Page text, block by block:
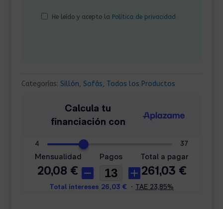
He leído y acepto la Política de privacidad
Categorías: Sillón, Sofás, Todos los Productos